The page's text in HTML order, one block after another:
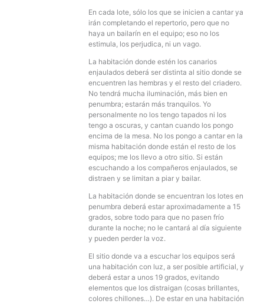
En cada lote, sólo los que se inicien a cantar ya
irán completando el repertorio, pero que no
haya un bailarín en el equipo; eso no los
estimula, los perjudica, ni un vago.
La habitación donde estén los canarios
enjaulados deberá ser distinta al sitio donde se
encuentren las hembras y el resto del criadero.
No tendrá mucha iluminación, más bien en
penumbra; estarán más tranquilos. Yo
personalmente no los tengo tapados ni los
tengo a oscuras, y cantan cuando los pongo
encima de la mesa. No los pongo a cantar en la
misma habitación donde están el resto de los
equipos; me los llevo a otro sitio. Si están
escuchando a los compañeros enjaulados, se
distraen y se limitan a piar y bailar.
La habitación donde se encuentran los lotes en
penumbra deberá estar aproximadamente a 15
grados, sobre todo para que no pasen frío
durante la noche; no le cantará al día siguiente
y pueden perder la voz.
El sitio donde va a escuchar los equipos será
una habitación con luz, a ser posible artificial, y
deberá estar a unos 19 grados, evitando
elementos que los distraigan (cosas brillantes,
colores chillones…). De estar en una habitación